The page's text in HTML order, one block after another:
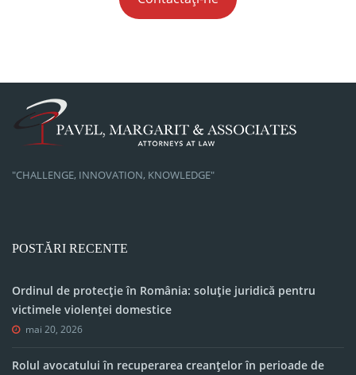
"CHALLENGE, INNOVATION, KNOWLEDGE"
POSTĂRI RECENTE
Ordinul de protecție în România: soluție juridică pentru
victimele violenței domestice
mai 20, 2026
Rolul avocatului în recuperarea creanțelor în perioade de